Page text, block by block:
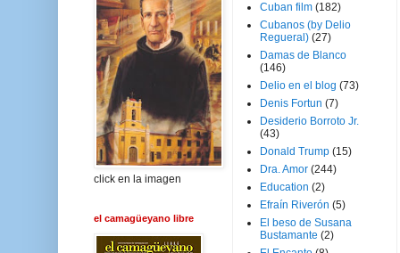
click en la imagen
el camagüeyano libre
Cuban film (182)
Cubanos (by Delio
Regueral) (27)
Damas de Blanco
(146)
Delio en el blog (73)
Denis Fortun (7)
Desiderio Borroto Jr.
(43)
Donald Trump (15)
Dra. Amor (244)
Education (2)
Efraín Riverón (5)
El beso de Susana
Bustamante (2)